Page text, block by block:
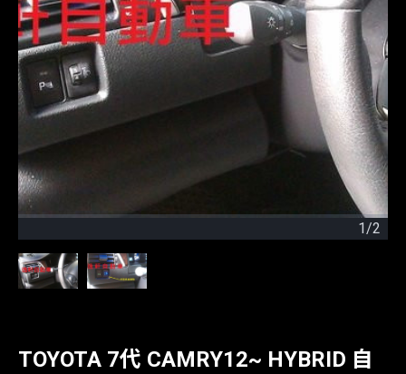
聯絡我們
1/2
TOYOTA 7代 CAMRY12~ HYBRID 自